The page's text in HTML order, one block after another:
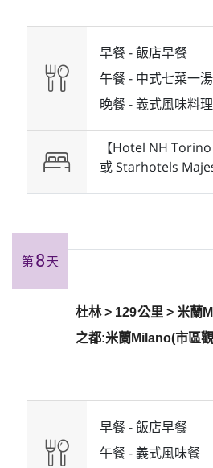
早餐 -飯店早餐
午餐 - 中式七菜一
晚餐 -義式風味料理
【Hotel NH
或 Starhotels
第8 天
杜林 > 129公里 > 米蘭
之都:米蘭Milano(市區
早餐 -飯店早餐
午餐 -義式風味餐